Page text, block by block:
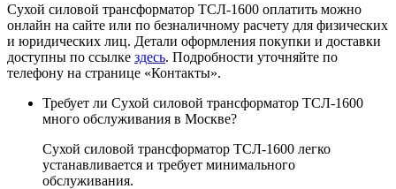
Сухой силовой трансформатор ТСЛ-1600 оплатить можно
онлайн на сайте или по безналичному расчету для физических
и юридических лиц. Детали оформления покупки и доставки
доступны по ссылке здесь. Подробности уточняйте по
телефону на странице «Контакты».
Требует ли Сухой силовой трансформатор ТСЛ-1600
много обслуживания в Москве?
Сухой силовой трансформатор ТСЛ-1600 легко
устанавливается и требует минимального
обслуживания.